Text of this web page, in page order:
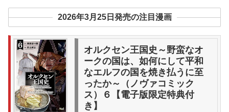
2026年3月25日発売の注目漫画
オルクセン王国史～野蛮なオ
ークの国は、如何にして平和
なエルフの国を焼き払うに至
ったか～（ノヴァコミック
ス）６【電子版限定特典付
き】